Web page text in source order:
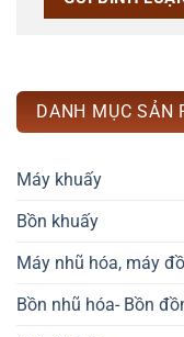
DANH MỤC SẢN
Máy khuấy
Bồn khuấy
Máy nhũ hóa, máy
Bồn nhũ hóa- Bồn